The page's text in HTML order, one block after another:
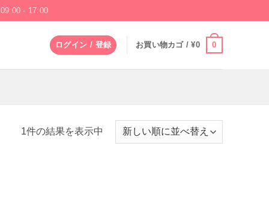
09:00 - 17:00
ログイン / 登録 お買い物カゴ /¥0 0
1件の結果を表示中